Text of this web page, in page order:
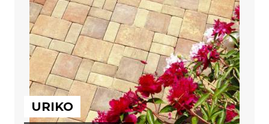
URIKO